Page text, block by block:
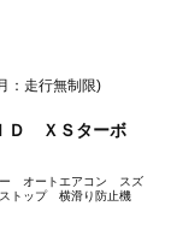
：走行無制限)
ＩＤ ＸＳターボ
オートエアコン スズ
トップ 横滑り防止機